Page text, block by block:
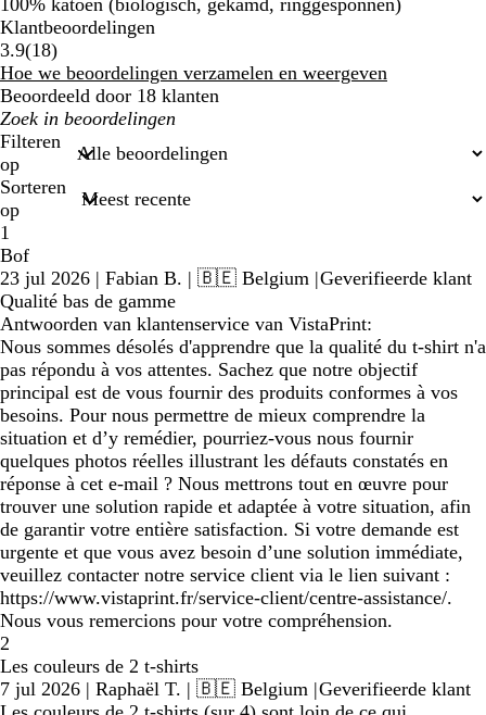
Klantbeoordelingen
3.9(1818
beoordelingen
)
Hoe we beoordelingen verzamelen en weergeven
Beoordeeld door 18 klanten
Mijn
zoekopdrachten
Filteren
op
Sorteren
op
1
Bof
23 jul 2026 | Fabian B. | 🇧🇪 Belgium |Geverifieerde klant
Qualité bas de gamme
Antwoorden van klantenservice van VistaPrint:
Nous sommes désolés d'apprendre que la qualité du t-shirt n'a
pas répondu à vos attentes. Sachez que notre objectif
principal est de vous fournir des produits conformes à vos
besoins. Pour nous permettre de mieux comprendre la
situation et d’y remédier, pourriez-vous nous fournir
quelques photos réelles illustrant les défauts constatés en
réponse à cet e-mail ? Nous mettrons tout en œuvre pour
trouver une solution rapide et adaptée à votre situation, afin
de garantir votre entière satisfaction. Si votre demande est
urgente et que vous avez besoin d’une solution immédiate,
veuillez contacter notre service client via le lien suivant :
https://www.vistaprint.fr/service-client/centre-assistance/.
Nous vous remercions pour votre compréhension.
2
Les couleurs de 2 t-shirts
7 jul 2026 | Raphaël T. | 🇧🇪 Belgium |Geverifieerde klant